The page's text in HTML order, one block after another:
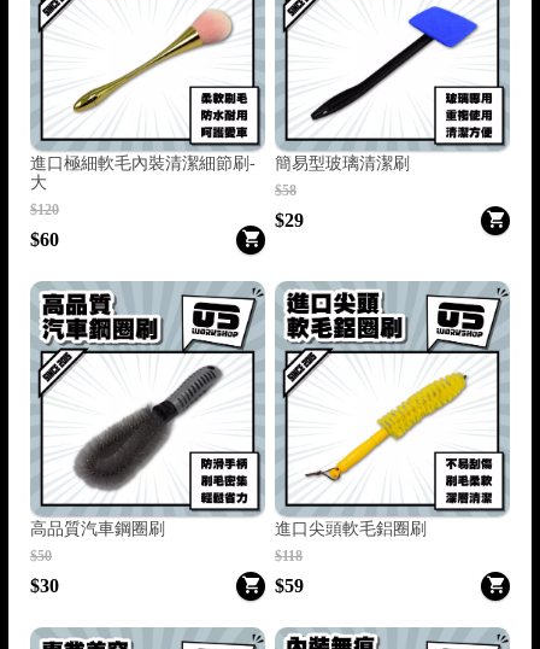
進口極細軟毛內裝清潔細節刷-
大
$120
$60
簡易型玻璃清潔刷
$58
$29
高品質汽車鋼圈刷
$50
$30
進口尖頭軟毛鋁圈刷
$118
$59